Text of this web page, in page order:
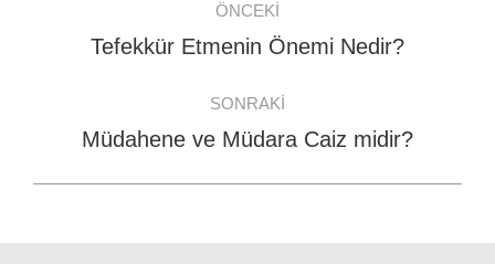
navigation
ÖNCEKI
Previous
Tefekkür Etmenin Önemi Nedir?
SONRAKI
Next
Müdahene ve Müdara Caiz midir?